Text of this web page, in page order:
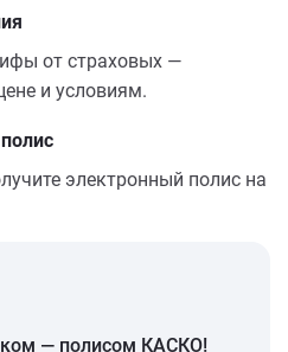
от страховых —
и условиям.
электронный полис на
— полисом КАСКО!